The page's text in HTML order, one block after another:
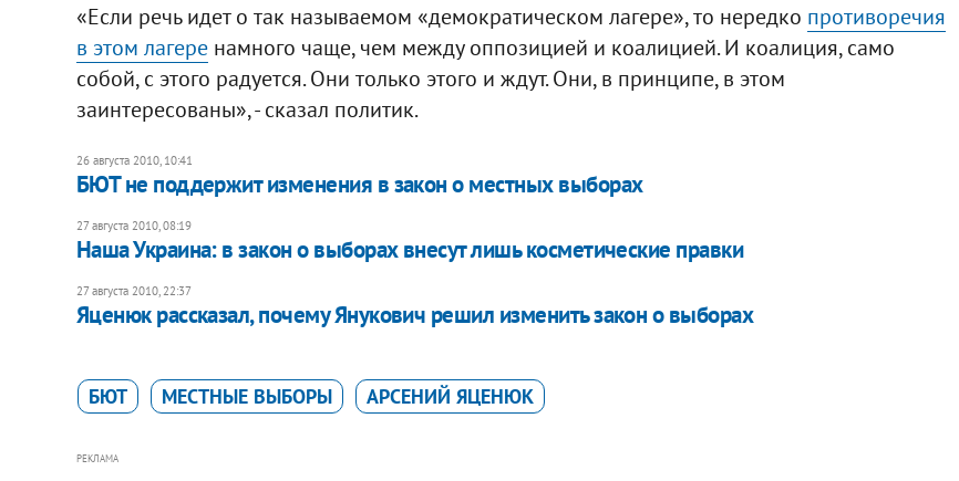
«Если речь идет о так называемом «демократическом лагере», то нередко противоречия
в этом лагеренамного чаще, чем между оппозицией и коалицией. И коалиция, само
собой, с этого радуется. Они только этого и ждут. Они, в принципе, в этом
заинтересованы», - сказал политик.
26 августа 2010, 10:41
БЮТ не поддержит изменения в закон о местных выборах
27 августа 2010, 08:19
Наша Украина: в закон о выборах внесут лишь косметические правки
27 августа 2010, 22:37
Яценюк рассказал, почему Янукович решил изменить закон о выборах
БЮТ МЕСТНЫЕ ВЫБОРЫ АРСЕНИЙ ЯЦЕНЮК
РЕКЛАМА